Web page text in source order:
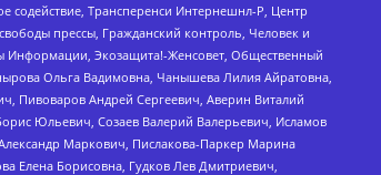
Трансперенси Интернешнл-Р, Центр
прессы, Гражданский контроль, Человек и
Информации, Экозащита!-Женсовет, Общественный
Ольга Вадимовна, Чанышева Лилия Айратовна,
Пивоваров Андрей Сергеевич, Аверин Виталий
Юльевич, Созаев Валерий Валерьевич, Исламов
Маркович, Пислакова-Паркер Марина
Елена Борисовна, Гудков Лев Дмитриевич,